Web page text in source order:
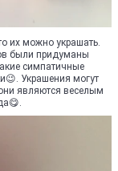
их можно украшать.
были придуманы
симпатичные
Украшения могут
являются веселым